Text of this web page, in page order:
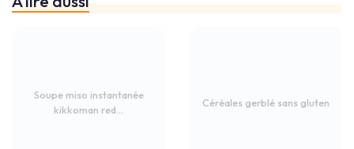
Soupe miso instantanée
kikkoman red...
Céréales gerblé sans gluten